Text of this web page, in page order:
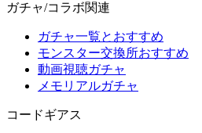
ガチャ/コラボ関連
ガチャ一覧とおすすめ
モンスター交換所おすすめ
動画視聴ガチャ
メモリアルガチャ
コードギアス